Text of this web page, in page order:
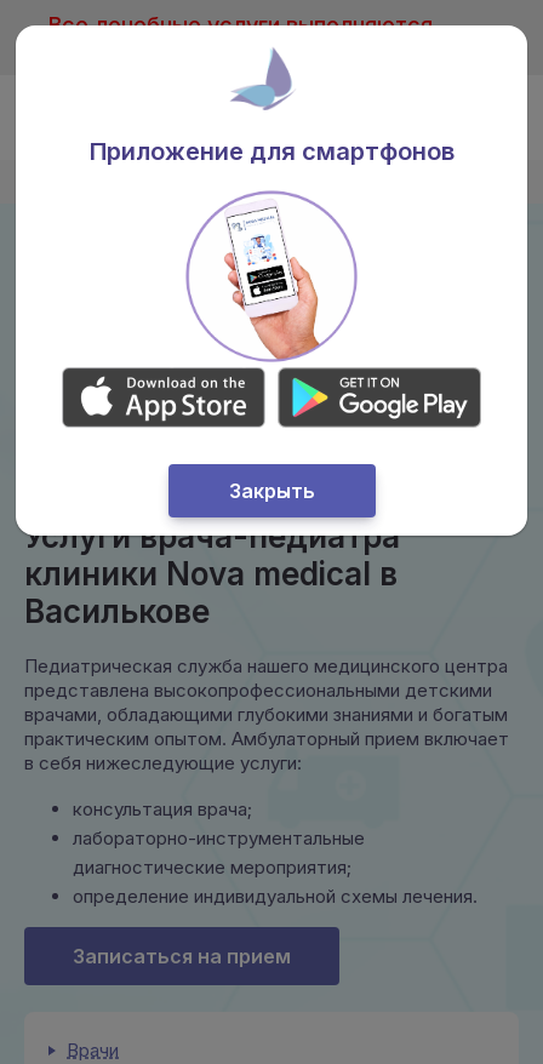
Все лечебные услуги выполняются
только после консультации врача
Услуги врача-педиатра
клиники Nova medical в
Василькове
Педиатрическая служба нашего медицинского центра
представлена высокопрофессиональными детскими
врачами, обладающими глубокими знаниями и богатым
практическим опытом. Амбулаторный прием включает
в себя нижеследующие услуги:
консультация врача;
лабораторно-инструментальные
диагностические мероприятия;
определение индивидуальной схемы лечения.
Записаться на прием
Врачи
Приложение для смартфонов
Закрыть